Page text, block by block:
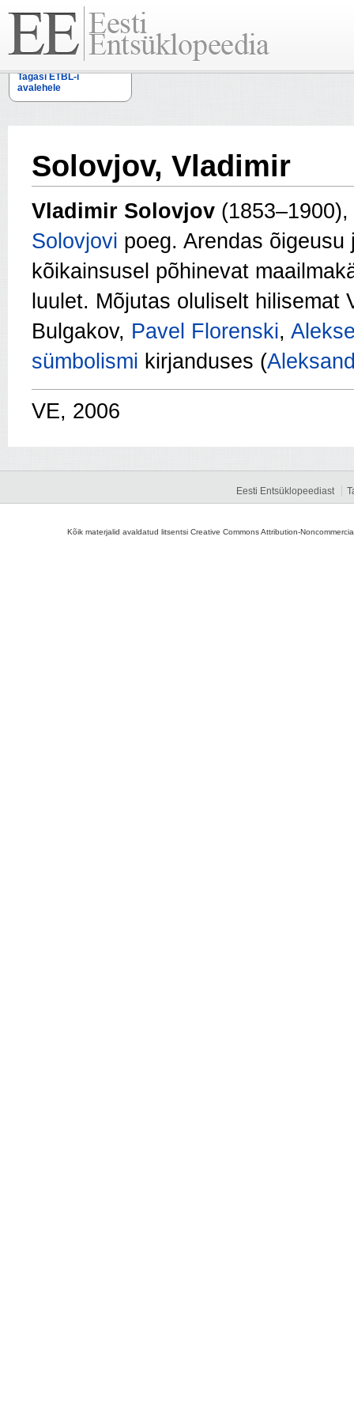
Tagasi ETBL-i
avalehele
Solovjov, Vladimir
Vladimir Solovjov (1853–1900),
Solovjovi poeg. Arendas õigeusu
kõikainsusel põhinevat
luulet. Mõjutas oluliselt hilisemat
Bulgakov, Pavel Florenski,
sümbolismi kirjanduses (
VE, 2006
Eesti Entsüklopeediast
Kõik materjalid avaldatud litsentsi Creative Commons Attribution-